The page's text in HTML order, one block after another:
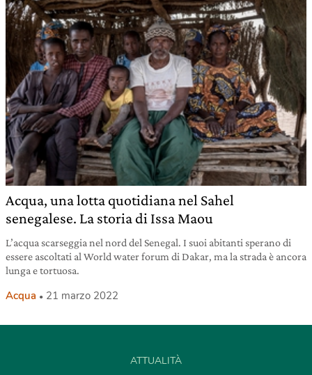
Acqua, una lotta quotidiana nel Sahel
senegalese. La storia di Issa Maou
L’acqua scarseggia nel nord del Senegal. I suoi abitanti sperano di
essere ascoltati al World water forum di Dakar, ma la strada è ancora
lunga e tortuosa.
Acqua 21 marzo 2022
ATTUALITÀ